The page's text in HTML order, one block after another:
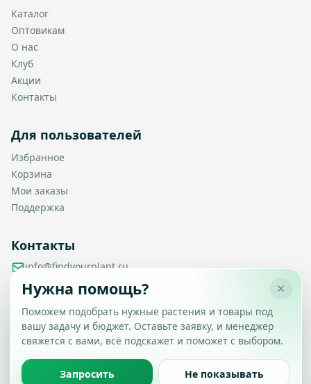
Каталог
Оптовикам
О нас
Клуб
Акции
Контакты
Для пользователей
Избранное
Корзина
Мои заказы
Поддержка
Контакты
info@findyourplant.ru
support@findyourplant.ru
findyourplantofficial@gmail.com
+7 929 115-17-50
Санкт-Петербург, Гражданский проспект, д. 104, корп. 1,
литера А, офис 430
Настройка конфиденциальности
Вы можете выбрать, какие типы файлов cookie
разрешить.
Политика обработки данных
Нужна помощь?
Поможем подобрать нужные растения и товары под
вашу задачу и бюджет. Оставьте заявку, и менеджер
свяжется с вами, всё подскажет и поможет с выбором.
Запросить Не показывать